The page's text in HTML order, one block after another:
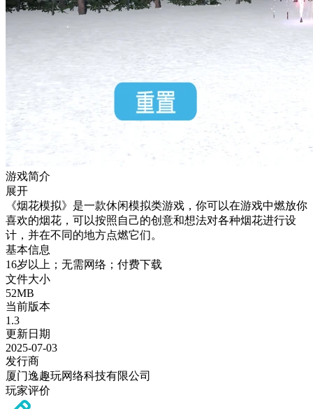
游戏简介
展开
《烟花模拟》是一款休闲模拟类游戏，你可以在游戏中燃放你
喜欢的烟花，可以按照自己的创意和想法对各种烟花进行设
计，并在不同的地方点燃它们。
基本信息
16岁以上；无需网络；付费下载
文件大小
52MB
当前版本
1.3
更新日期
2025-07-03
发行商
厦门逸趣玩网络科技有限公司
玩家评价